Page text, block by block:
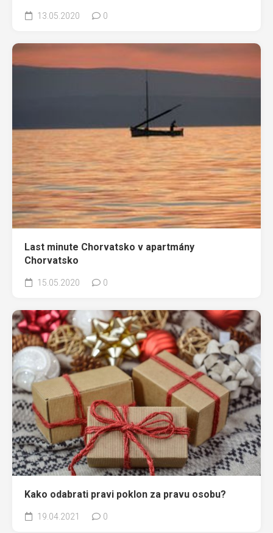
13.05.2020 0
Last minute Chorvatsko v apartmány
Chorvatsko
15.05.2020 0
Kako odabrati pravi poklon za pravu osobu?
19.04.2021 0